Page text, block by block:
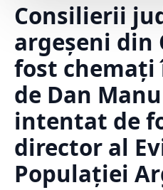
Consilierii
argeșeni din
fost chemați
de Dan
intentat de
director al
Populației